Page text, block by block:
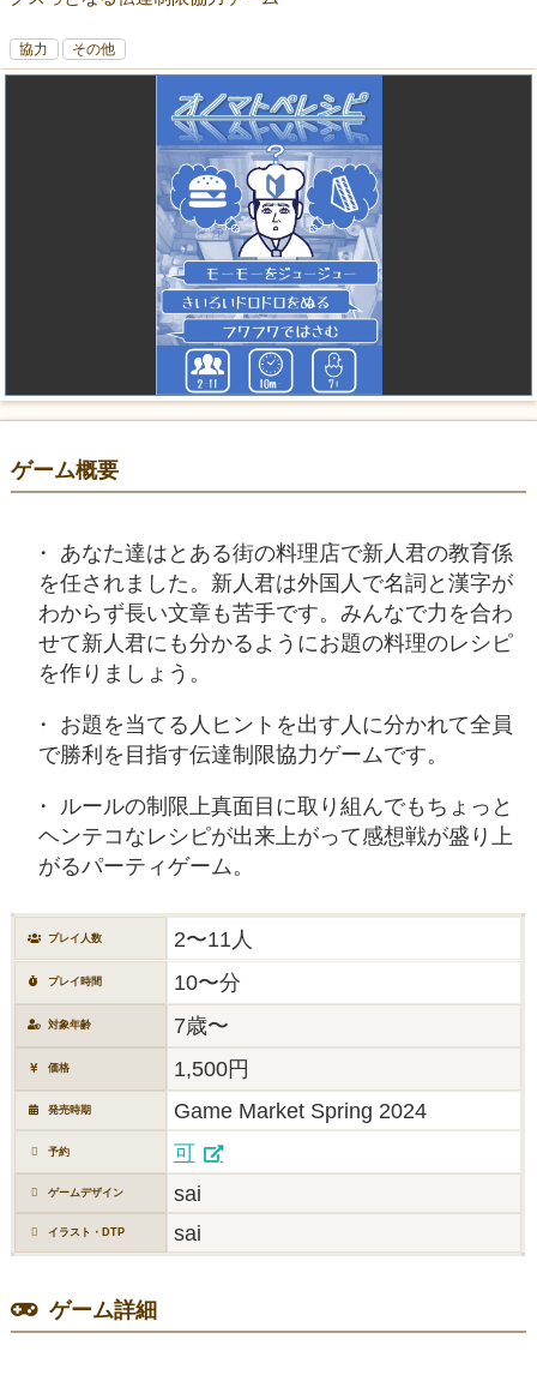
協力 その他
ゲーム概要
あなた達はとある街の料理店で新人君の教育係
を任されました。新人君は外国人で名詞と漢字が
わからず長い文章も苦手です。みんなで力を合わ
せて新人君にも分かるようにお題の料理のレシピ
を作りましょう。
お題を当てる人ヒントを出す人に分かれて全員
で勝利を目指す伝達制限協力ゲームです。
ルールの制限上真面目に取り組んでもちょっと
ヘンテコなレシピが出来上がって感想戦が盛り上
がるパーティゲーム。
プレイ人数 2〜11人
プレイ時間 10〜分
対象年齢 7歳〜
価格 1,500円
発売時期 Game Market Spring 2024
予約 可
ゲームデザイン sai
イラスト・DTP sai
ゲーム詳細